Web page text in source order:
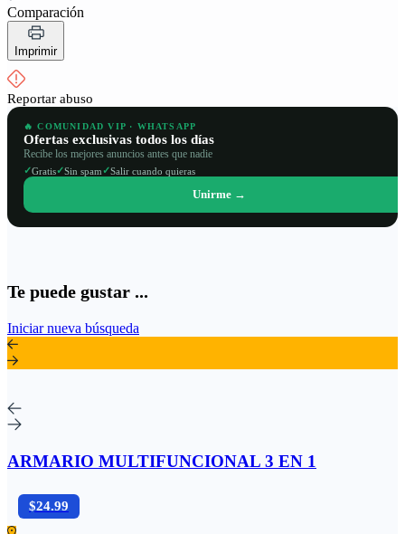
Comparación
Imprimir
Reportar abuso
🔥 COMUNIDAD VIP · WHATSAPP
Ofertas exclusivas todos los días
Recibe los mejores anuncios antes que nadie
✓Gratis✓Sin spam✓Salir cuando quieras
Unirme →
Te puede gustar ...
Iniciar nueva búsqueda
ARMARIO MULTIFUNCIONAL 3 EN 1
$24.99